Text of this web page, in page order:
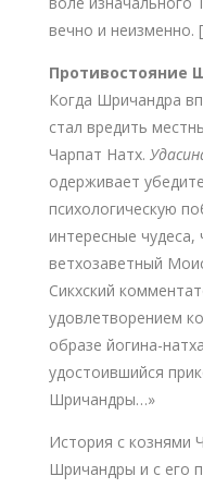
вечно и
Противостояние
Когда Шричандра
стал вредить
Чарпат Натх.
одерживает
психологическую
интересные
ветхозаветный
Сикхский
удовлетворением
образе йогина-
удостоившийся
Шричандры…»
История с кознями
Шричандры и с его